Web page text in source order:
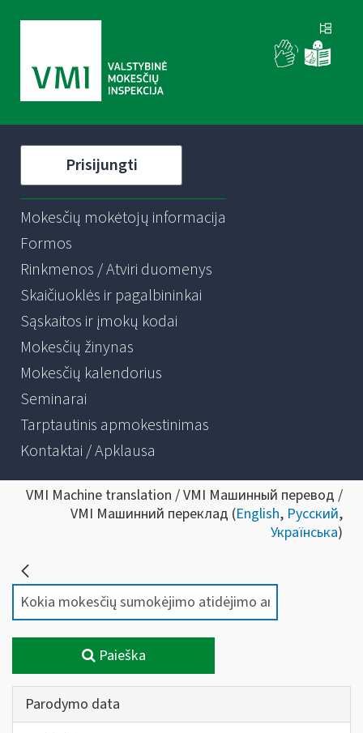
Prisijungti
Mokesčių mokėtojų informacija
Formos
Rinkmenos / Atviri duomenys
Skaičiuoklės ir pagalbininkai
Sąskaitos ir įmokų kodai
Mokesčių žinynas
Mokesčių kalendorius
Seminarai
Tarptautinis apmokestinimas
Kontaktai / Apklausa
VMI Machine translation / VMI Машинный перевод /
VMI Машинний переклад (English, Русский,
Українська)
Paieška
Parodymo data